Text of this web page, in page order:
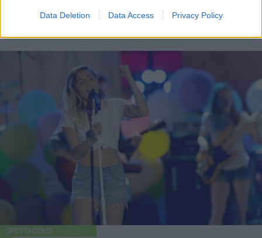
Data Deletion Data Access Privacy Policy
SPETTACOLO